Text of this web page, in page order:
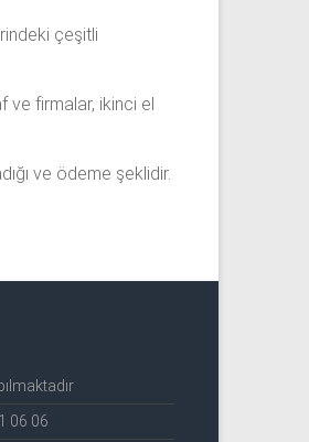
çeşitli
ve firmalar, ikinci el
ve ödeme şeklidir.
06 06